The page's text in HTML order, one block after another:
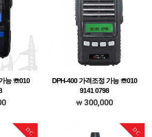
능 ☏010
세요
DPH-400 가격조정 가능 ☏010
9141 0798
가격조정가능 문의주세요
300,000
DC DC